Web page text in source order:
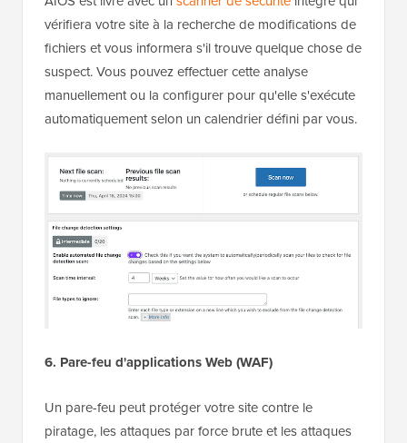
vérifiera votre site à la recherche de modifications de
fichiers et vous informera s'il trouve quelque chose de
suspect. Vous pouvez effectuer cette analyse
manuellement ou la configurer pour qu'elle s'exécute
automatiquement selon un calendrier défini par vous.
6. Pare-feu d'applications Web(WAF)
Un pare-feu peut protéger votre site contre le
piratage, les attaques par force brute et les attaques